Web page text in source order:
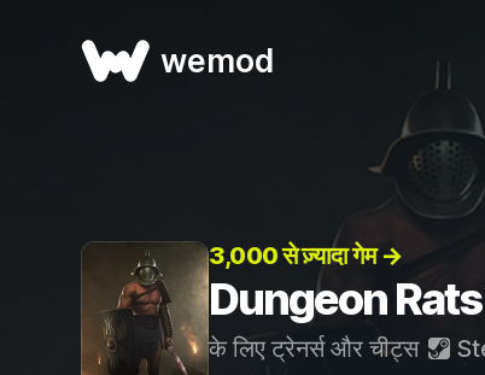
wemod
3,000 से ज़्यादा गेम →
Dungeon Rats
के लिए ट्रेनर्स और चीट्स